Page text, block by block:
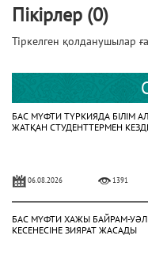
Пікірлер (0)
Тіркелген қолданушылар
БАС МҮФТИ ТҮРКИЯДА БІЛІМ
ЖАТҚАН СТУДЕНТТЕРМЕН
06.08.2026 1391
БАС МҮФТИ ХАЖЫ БАЙРАМ-
КЕСЕНЕСІНЕ ЗИЯРАТ ЖАСАДЫ